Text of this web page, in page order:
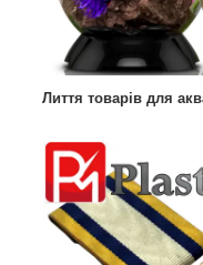
Лиття товарів для